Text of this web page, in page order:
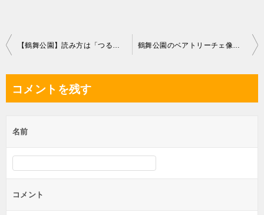
投
ビ
ー
シ
ョ
ン
コメントを残す
名前
コメント